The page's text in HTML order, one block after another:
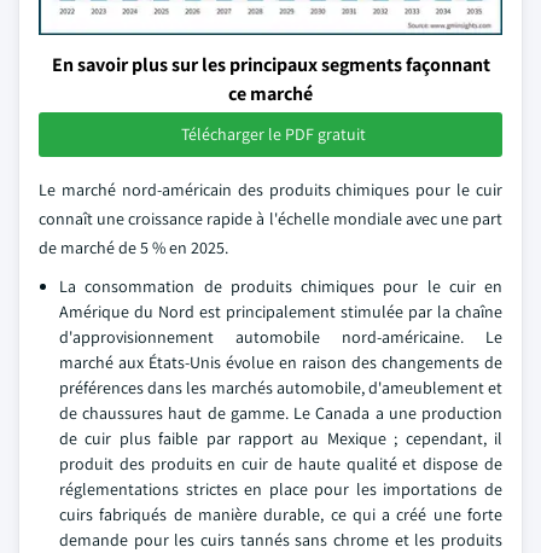
En savoir plus sur les principaux segments façonnant
ce marché
Télécharger le PDF gratuit
Le marché nord-américain des produits chimiques pour le cuir
connaît une croissance rapide à l'échelle mondiale avec une part
de marché de 5 % en 2025.
La consommation de produits chimiques pour le cuir en
Amérique du Nord est principalement stimulée par la chaîne
d'approvisionnement automobile nord-américaine. Le
marché aux États-Unis évolue en raison des changements de
préférences dans les marchés automobile, d'ameublement et
de chaussures haut de gamme. Le Canada a une production
de cuir plus faible par rapport au Mexique ; cependant, il
produit des produits en cuir de haute qualité et dispose de
réglementations strictes en place pour les importations de
cuirs fabriqués de manière durable, ce qui a créé une forte
demande pour les cuirs tannés sans chrome et les produits